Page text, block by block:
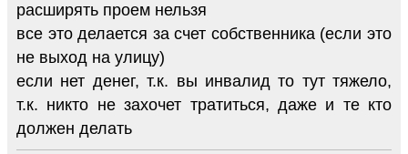
расширять проем нельзя
все это делается за счет собственника (если это
не выход на улицу)
если нет денег, т.к. вы инвалид то тут тяжело,
т.к. никто не захочет тратиться, даже и те кто
должен делать